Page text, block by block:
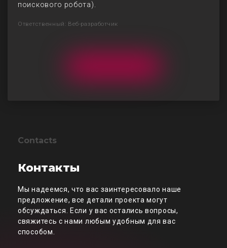
поискового робота).
Ответственный: Веб-разработчик
Contacts
Контакты
Мы надеемся, что вас заинтересовало наше
предложение, все детали проекта могут
обсуждаться. Если у вас остались вопросы,
свяжитесь с нами любым удобным для вас
способом.